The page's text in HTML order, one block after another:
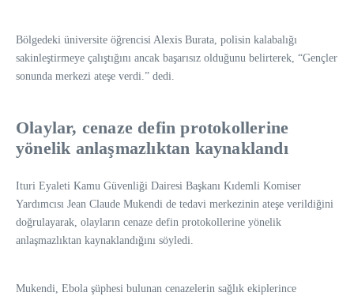
Bölgedeki üniversite öğrencisi Alexis Burata, polisin kalabalığı
sakinleştirmeye çalıştığını ancak başarısız olduğunu belirterek, “Gençler
sonunda merkezi ateşe verdi.” dedi.
Olaylar, cenaze defin protokollerine
yönelik anlaşmazlıktan kaynaklandı
Ituri Eyaleti Kamu Güvenliği Dairesi Başkanı Kıdemli Komiser
Yardımcısı Jean Claude Mukendi de tedavi merkezinin ateşe verildiğini
doğrulayarak, olayların cenaze defin protokollerine yönelik
anlaşmazlıktan kaynaklandığını söyledi.
Mukendi, Ebola şüphesi bulunan cenazelerin sağlık ekiplerince